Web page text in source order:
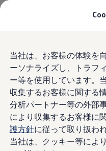
当社は、お客様の体験を
ーソナライズし、トラフ
ー等を使用しています。
収集するお客様に関する
分析パートナー等の外部
により収集するお客様に
護方針に従って取り扱われ
当社は、クッキー等によ
main
content
to
footer
モデル＆見積りシミュ
セーフティ マイ
ID. Buzz
T-Cross
Tiguan
Golf
Golf GTI
Golf R
Golf Variant
Golf R Variant
Passat
ID.4
Polo
オファー
個人情報の取り扱い)
オファー実施中